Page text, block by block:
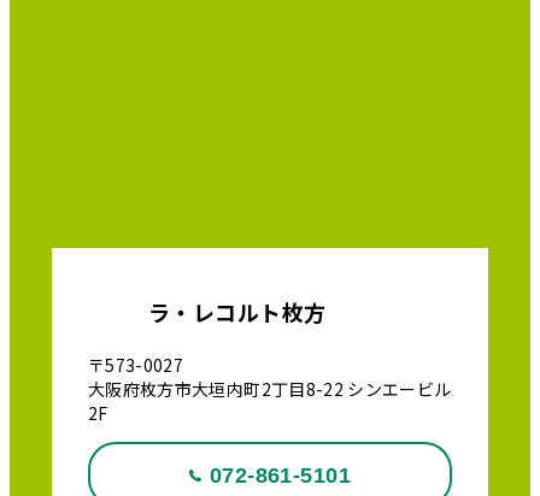
ラ・レコルト枚方
〒573-0027
大阪府枚方市大垣内町2丁目8-22 シンエービル
2F
072-861-5101